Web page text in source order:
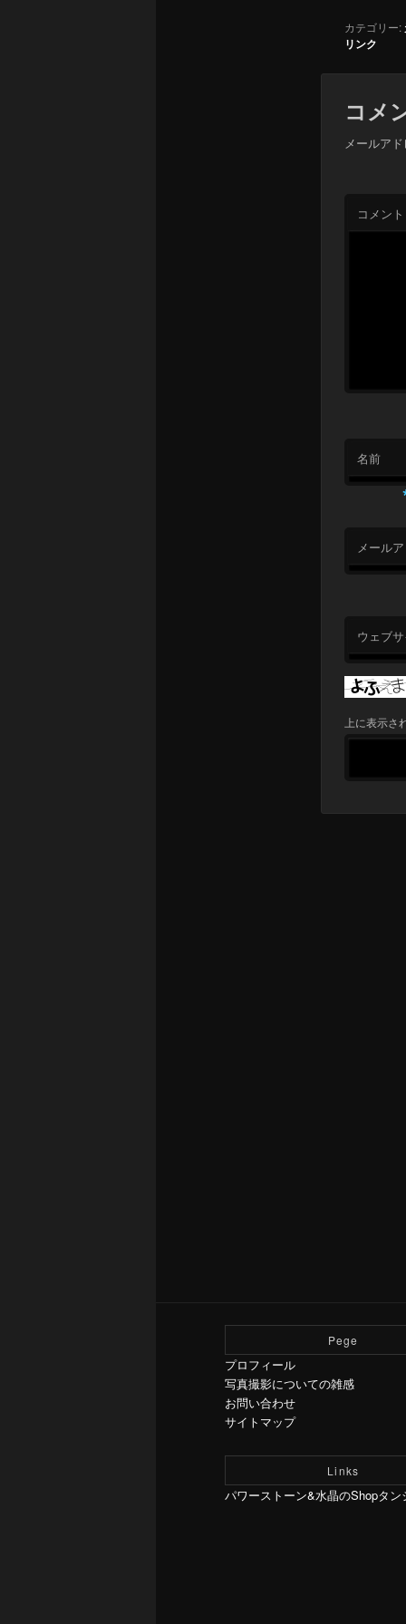
カテゴリー:
リンク
コメ
メールア
コメント
名前
メール
ウェブ
上に表示さ
Pege
プロフィール
写真撮影についての雑感
お問い合わせ
サイトマップ
Links
パワーストーン&水晶のShopタン